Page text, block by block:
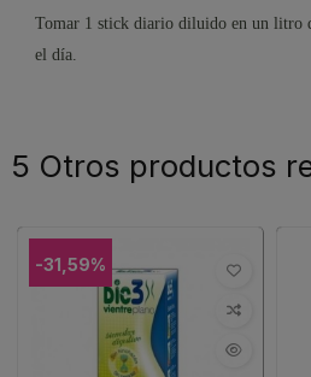
Tomar 1 stick diario diluido en un litro
el día.
5 Otros productos
-31,59%